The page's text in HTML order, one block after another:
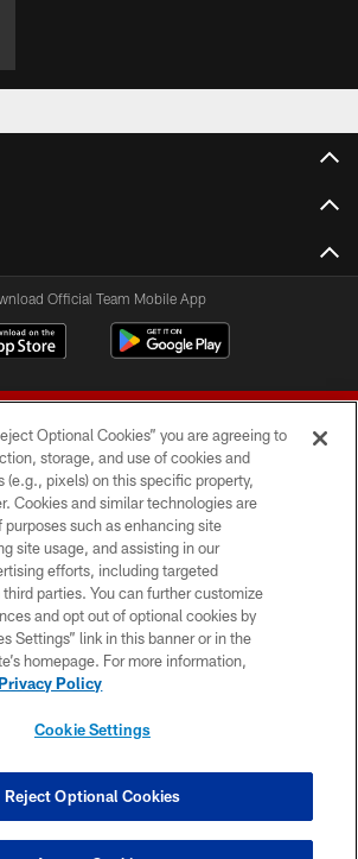
Official Team Mobile App
Forty Niners Football Company LLC
TERMS AND CONDITIONS
PRIVACY POLICY
ACCESSIBILITY
CONTACT US
COOKIE SETTINGS
Optional Cookies” you are agreeing to
storage, and use of cookies and
(e.g., pixels) on this specific property,
Cookies and similar technologies are
purposes such as enhancing site
site usage, and assisting in our
efforts, including targeted
parties. You can further customize
and opt out of optional cookies by
Settings” link in this banner or in the
homepage. For more information,
Policy
Cookie Settings
Reject Optional Cookies